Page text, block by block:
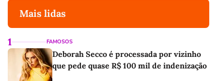
Mais lidas
1 FAMOSOS
Deborah Secco é processada por vizinho
que pede quase R$ 100 mil de indenização